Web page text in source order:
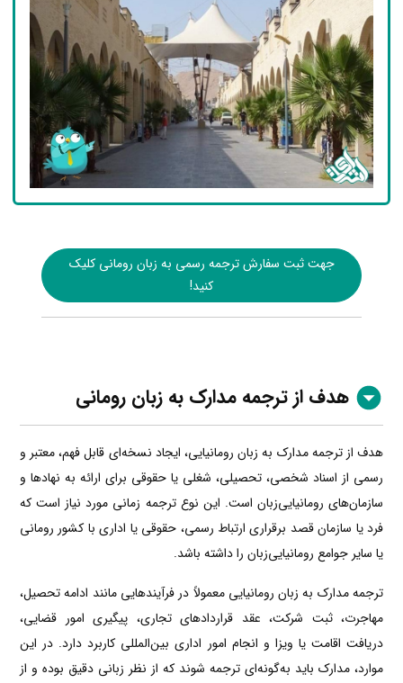
جهت ثبت سفارش ترجمه رسمی به زبان رومانی کلیک
کنید!
هدف از ترجمه مدارک به زبان رومانی
هدف از ترجمه مدارک به زبان رومانیایی، ایجاد نسخه‌ای قابل فهم، معتبر و
رسمی از اسناد شخصی، تحصیلی، شغلی یا حقوقی برای ارائه به نهادها و
سازمان‌های رومانیایی‌زبان است. این نوع ترجمه زمانی مورد نیاز است که
فرد یا سازمان قصد برقراری ارتباط رسمی، حقوقی یا اداری با کشور رومانی
یا سایر جوامع رومانیایی‌زبان را داشته باشد.
ترجمه مدارک به زبان رومانیایی معمولاً در فرآیندهایی مانند ادامه تحصیل،
مهاجرت، ثبت شرکت، عقد قراردادهای تجاری، پیگیری امور قضایی،
دریافت اقامت یا ویزا و انجام امور اداری بین‌المللی کاربرد دارد. در این
موارد، مدارک باید به‌گونه‌ای ترجمه شوند که از نظر زبانی دقیق بوده و از